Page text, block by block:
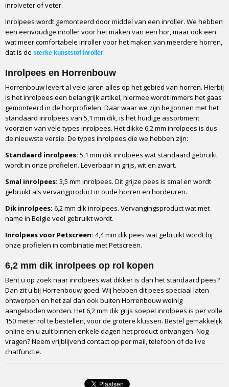
inrolveter of veter.
Inrolpees wordt gemonteerd door middel van een inroller. We hebben
een eenvoudige inroller voor het maken van een hor, maar ook een
wat meer comfortabele inroller voor het maken van meerdere horren,
dat is de sterke kunststof inroller.
Inrolpees en Horrenbouw
Horrenbouw levert al vele jaren alles op het gebied van horren. Hierbij
is het inrolpees een belangrijk artikel, hiermee wordt immers het gaas
gemonteerd in de horprofielen. Daar waar we zijn begonnen met het
standaard inrolpees van 5,1 mm dik, is het huidige assortiment
voorzien van vele types inrolpees. Het dikke 6,2 mm inrolpees is dus
de nieuwste versie. De types inrolpees die we hebben zijn:
Standaard inrolpees: 5,1 mm dik inrolpees wat standaard gebruikt
wordt in onze profielen. Leverbaar in grijs, wit en zwart.
Smal inrolpees: 3,5 mm inrolpees. Dit grijze pees is smal en wordt
gebruikt als vervangproduct in oude horren en hordeuren.
Dik inrolpees: 6,2 mm dik inrolpees. Vervangingsproduct wat met
name in Belgie veel gebruikt wordt.
Inrolpees voor Petscreen: 4,4 mm dik pees wat gebruikt wordt bij
onze profielen in combinatie met Petscreen.
6,2 mm dik inrolpees op rol kopen
Bent u op zoek naar inrolpees wat dikker is dan het standaard pees?
Dan zit u bij Horrenbouw goed. Wij hebben dit pees speciaal laten
ontwerpen en het zal dan ook buiten Horrenbouw weinig
aangeboden worden. Het 6,2 mm dik grijs soepel inrolpees is per volle
150 meter rol te bestellen, voor de grotere klussen. Bestel gemakkelijk
online en u zult binnen enkele dagen het product ontvangen. Nog
vragen? Neem vrijblijvend contact op per mail, telefoon of de live
chatfunctie.